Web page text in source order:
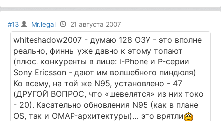
#13 Mr.legal 21 августа 2007
whiteshadow2007 - думаю 128 ОЗУ - это вполне
реально, финны уже давно к этому топают
(плюс, конкуренты в лице: i-Phone и P-серии
Sony Ericsson - дают им волшебного пиндюля)
Ко всему, на той же N95, установлено - 47
(ДРУГОЙ ВОПРОС, что «шевелятся» из них токо
- 20). Касательно обновления N95 (как в плане
OS, так и OMAP-архитектуры)… это врятли